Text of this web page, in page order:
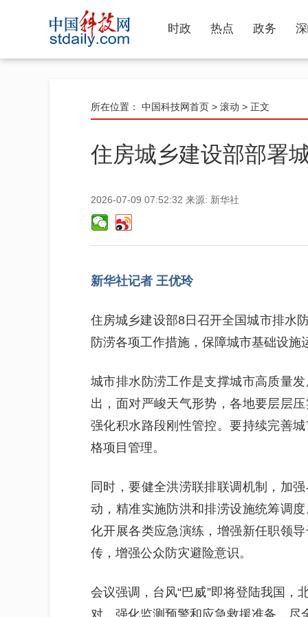
时政 热点 政务
所在位置： 中国科技网首页 > 滚动 > 正文
住房城乡建设部部署
2026-07-09 07:52:32 来源: 新华社
新华社记者 王优玲
住房城乡建设部8日召开全国城市排水
防涝各项工作措施，保障城市基础设施
城市排水防涝工作是支撑城市高质量
出，面对严峻天气形势，各地要层层
强化积水路段刚性管控。要持续完善
格项目管理。
同时，要健全洪涝联排联调机制，加
动，精准实施防洪和排涝设施统筹调
化开展各类应急演练，增强新任职领
传，增强公众防灾避险意识。
会议强调，台风“巴威”即将登陆我国，
对，强化监测预警和应急救援准备，